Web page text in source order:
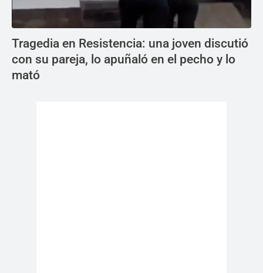
Tragedia en Resistencia: una joven discutió
con su pareja, lo apuñaló en el pecho y lo
mató